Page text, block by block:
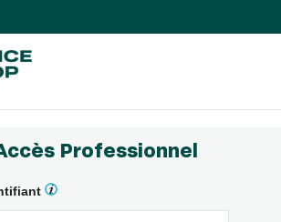
Professionnel